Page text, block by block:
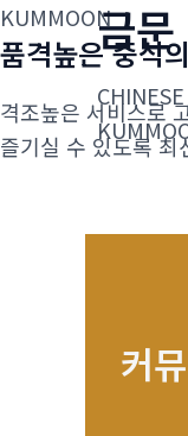
콘
텐
로
건
금문
KUMMOON
품격높은 중식
격조높은 서비스로
즐기실 수 있도록 최
커